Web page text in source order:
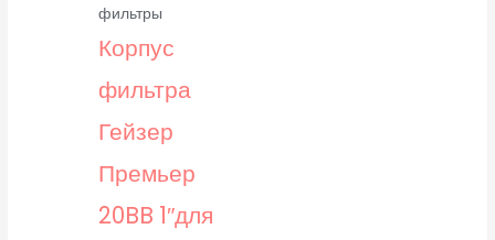
фильтры
Корпус
фильтра
Гейзер
Премьер
20BB 1″для